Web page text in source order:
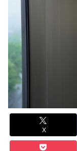
X